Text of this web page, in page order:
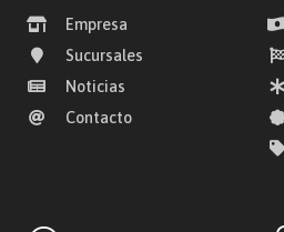
Empresa
Sucursales
Noticias
Contacto